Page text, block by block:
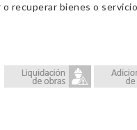
recuperar bienes o